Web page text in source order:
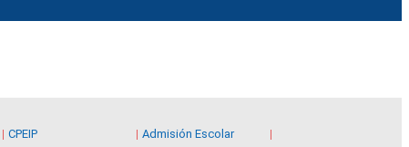
CPEIP
Admisión Escolar